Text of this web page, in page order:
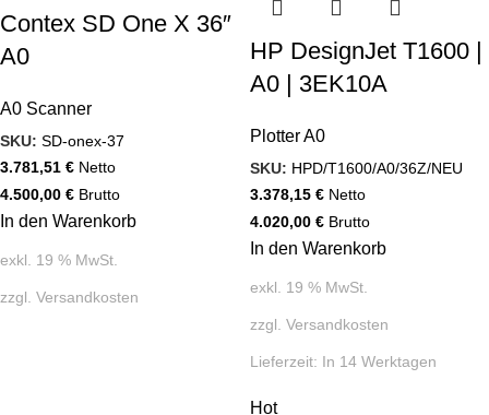
Contex SD One X 36″
A0
A0 Scanner
SKU: SD-onex-37
3.781,51 € Netto
4.500,00 € Brutto
In den Warenkorb
exkl. 19 % MwSt.
zzgl. Versandkosten
HP DesignJet T1600 |
A0 | 3EK10A
Plotter A0
SKU: HPD/T1600/A0/36Z/NEU
3.378,15 € Netto
4.020,00 € Brutto
In den Warenkorb
exkl. 19 % MwSt.
zzgl. Versandkosten
Lieferzeit: In 14 Werktagen
Hot